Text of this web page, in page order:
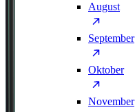
August
September
Oktober
November